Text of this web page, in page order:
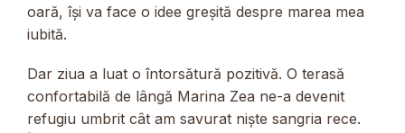
oară, își va face o idee greșită despre marea mea
iubită.
Dar ziua a luat o întorsătură pozitivă. O terasă
confortabilă de lângă Marina Zea ne-a devenit
refugiu umbrit cât am savurat niște sangria rece.